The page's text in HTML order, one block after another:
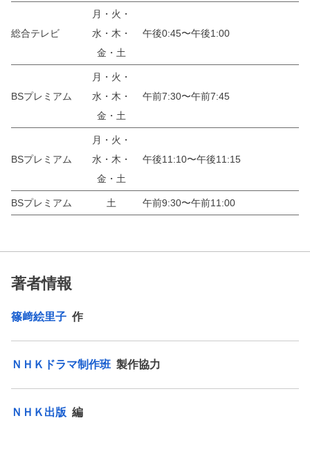
総合テレビ
月・火・
水・木・
金・土
午後0:45〜午後1:00
BSプレミアム
月・火・
水・木・
金・土
午前7:30〜午前7:45
BSプレミアム
月・火・
水・木・
金・土
午後11:10〜午後11:15
BSプレミアム 土 午前9:30〜午前11:00
著者情報
篠﨑絵里子 作
ＮＨＫドラマ制作班 製作協力
ＮＨＫ出版 編